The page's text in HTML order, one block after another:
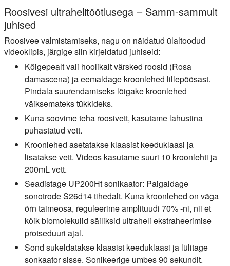
Roosivesi ultrahelitöötlusega – Samm-sammult
juhised
Roosivee valmistamiseks, nagu on näidatud ülaltoodud
videoklipis, järgige siin kirjeldatud juhiseid:
Kõigepealt vali hoolikalt värsked roosid (Rosa
damascena) ja eemaldage kroonlehed lillepõõsast.
Pindala suurendamiseks lõigake kroonlehed
väiksemateks tükkideks.
Kuna soovime teha roosivett, kasutame lahustina
puhastatud vett.
Kroonlehed asetatakse klaasist keeduklaasi ja
lisatakse vett. Videos kasutame suuri 10 kroonlehti ja
200mL vett.
Seadistage UP200Ht sonikaator: Paigaldage
sonotrode S26d14 tihedalt. Kuna kroonlehed on väga
õrn taimeosa, reguleerime amplituudi 70% -ni, nii et
kõik biomolekulid säiliksid ultraheli ekstraheerimise
protseduuri ajal.
Sond sukeldatakse klaasist keeduklaasi ja lülitage
sonkaator sisse. Sonikeerige umbes 90 sekundit.